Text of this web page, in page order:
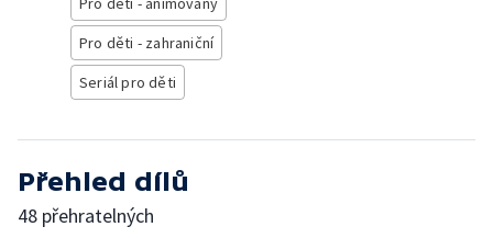
Pro děti - zahraniční
Seriál pro děti
Přehled dílů
48 přehratelných